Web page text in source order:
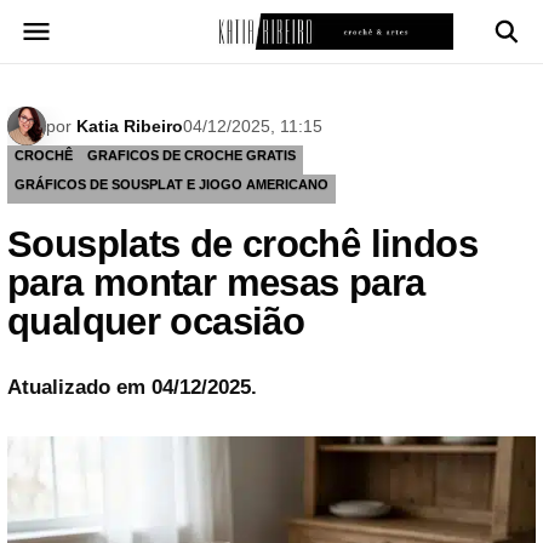
para
por Katia Ribeiro04/12/2025, 11:15
CROCHÊ
GRAFICOS DE CROCHE GRATIS
GRÁFICOS DE SOUSPLAT E JIOGO AMERICANO
Sousplats de crochê lindos
para montar mesas para
qualquer ocasião
Atualizado em 04/12/2025.